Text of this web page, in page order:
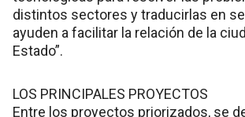
distintos sectores y traducirlas en
ayuden a facilitar la relación de la
Estado”.
LOS PRINCIPALES PROYECTOS
Entre los proyectos priorizados, se